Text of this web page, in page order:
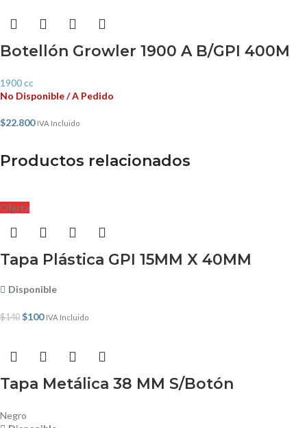
Botellón Growler 1900 A B/GPI 400M
1900 cc
No Disponible / A Pedido
$22.800 IVA Incluido
Productos relacionados
Oferta
Tapa Plástica GPI 15MM X 40MM
Disponible
$140 $100 IVA Incluido
Tapa Metálica 38 MM S/Botón
Negro